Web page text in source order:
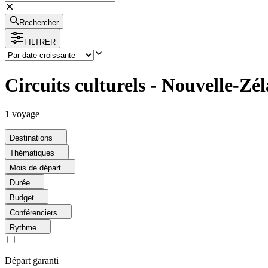
Rechercher
FILTRER
Circuits culturels - Nouvelle-
1 voyage
Destinations
Thématiques
Mois de départ
Durée
Budget
Conférenciers
Rythme
Départ garanti